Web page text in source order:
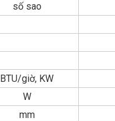
số sao
BTU/giờ, KW
W
mm